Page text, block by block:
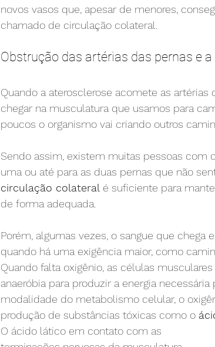
novos vasos que, apesar de menores,
chamado de circulação colateral.
Obstrução das artérias das pernas e
Quando a aterosclerose acomete as
chegar na musculatura que usamos para
poucos o organismo vai criando outros
Sendo assim, existem muitas pessoas com
uma ou até para as duas pernas que não
circulação colateral é suficiente para
de forma adequada.
Porém, algumas vezes, o sangue que chega
quando há uma exigência maior, como
Quando falta oxigênio, as células
anaeróbia para produzir a energia
modalidade do metabolismo celular, o
produção de substâncias tóxicas como o
O ácido lático em contato com as